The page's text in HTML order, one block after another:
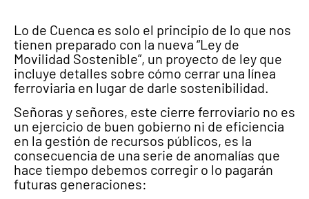
Lo de Cuenca es solo el principio de lo que nos
tienen preparado con la nueva “Ley de
Movilidad Sostenible”, un proyecto de ley que
incluye detalles sobre cómo cerrar una línea
ferroviaria en lugar de darle sostenibilidad.
Señoras y señores, este cierre ferroviario no es
un ejercicio de buen gobierno ni de eficiencia
en la gestión de recursos públicos, es la
consecuencia de una serie de anomalías que
hace tiempo debemos corregir o lo pagarán
futuras generaciones: